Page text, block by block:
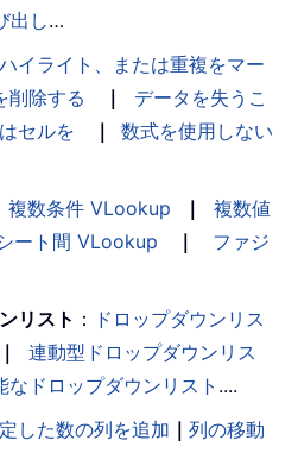
出し…
イライト、または重複をマー
削除する ｜
データを失うこ
セルを
｜
数式を使用しない
複数条件 VLookup ｜
複数値
ート間 VLookup ｜
ファジ
リスト ： ドロップダウンリス
｜
連動型ドロップダウンリス
なドロップダウンリスト ....
した数の列を追加 ｜ 列の移動